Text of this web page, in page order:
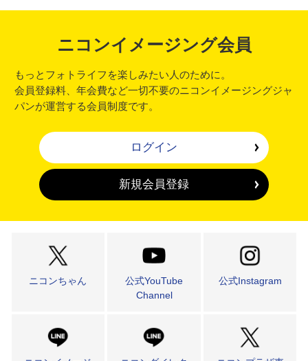
ニコンイメージング会員
もっとフォトライフを楽しみたい人のために。
会員登録料、年会費など一切不要のニコンイメージングジャ
パンが運営する会員制度です。
ログイン
新規会員登録
ニコンちゃん
公式YouTube
Channel
公式Instagram